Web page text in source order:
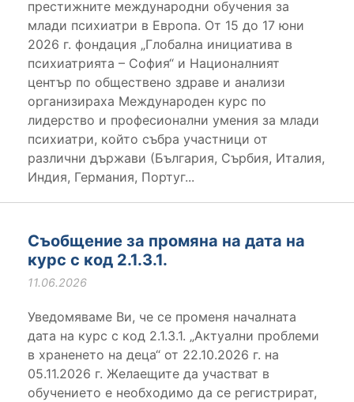
престижните международни обучения за
млади психиатри в Европа. От 15 до 17 юни
2026 г. фондация „Глобална инициатива в
психиатрията – София“ и Националният
център по обществено здраве и анализи
организираха Международен курс по
лидерство и професионални умения за млади
психиатри, който събра участници от
различни държави (България, Сърбия, Италия,
Индия, Германия, Португ...
Съобщение за промяна на дата на
курс с код 2.1.3.1.
11.06.2026
Уведомяваме Ви, че се променя началната
дата на курс с код 2.1.3.1. „Актуални проблеми
в храненето на деца“ от 22.10.2026 г. на
05.11.2026 г. Желаещите да участват в
обучението е необходимо да се регистрират,